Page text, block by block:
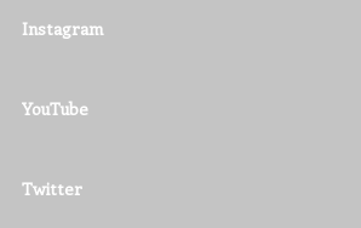
Instagram
YouTube
Twitter